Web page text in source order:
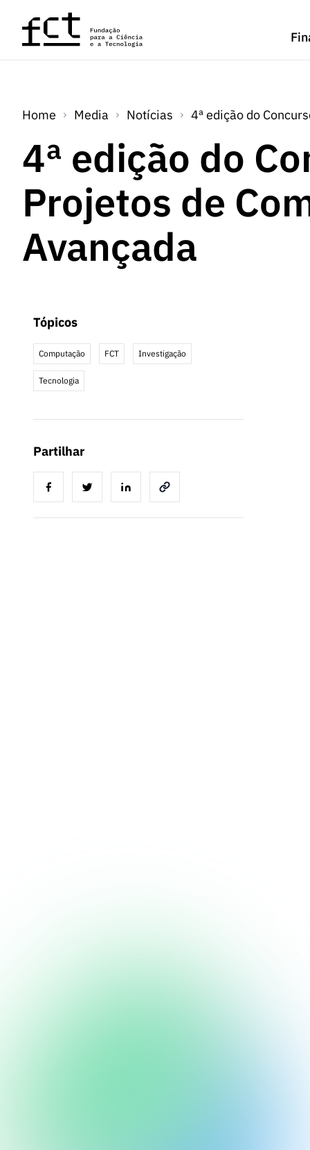
Saltar para o conteúdo principal
Home Media Notícias 4ª edição do
4ª edição do
Projetos de
Avançada
Tópicos
Computação FCT Investigação
Tecnologia
Partilhar